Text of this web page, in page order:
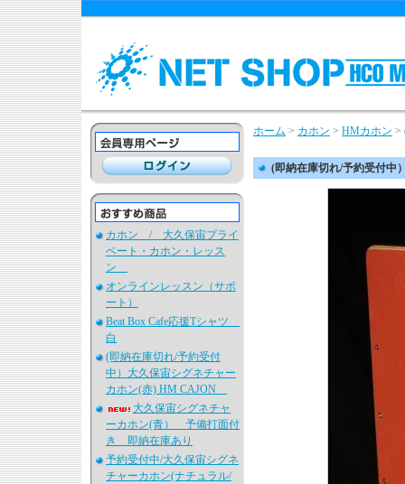
カホン / 大久保宙プライ
ベート・カホン・レッス
ン
オンラインレッスン（サポ
ート）
Beat Box Cafe応援Tシャツ
白
(即納在庫切れ/予約受付
中）大久保宙シグネチャー
カホン(赤) HM CAJON
大久保宙シグネチャ
ーカホン(青） 予備打面付
き 即納在庫あり
予約受付中/大久保宙シグネ
チャーカホン(ナチュラル/
ホーム > カホン > HMカホン >
(即納在庫切れ/予約受付